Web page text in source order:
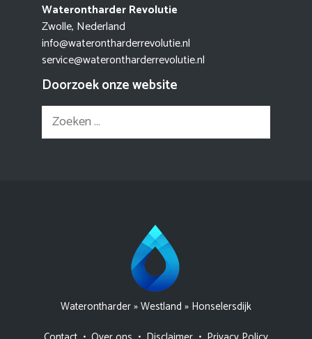
Waterontharder Revolutie
Zwolle, Nederland
info@waterontharderrevolutie.nl
service@waterontharderrevolutie.nl
Doorzoek onze website
Zoek
naar:
Waterontharder»Westland » Honselersdijk